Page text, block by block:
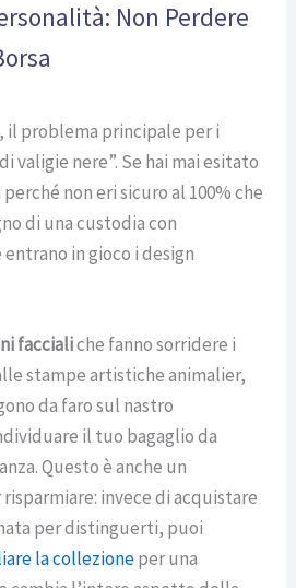
Non Perdere
problema principale per i
valigie nere”. Se hai mai esitato
non eri sicuro al 100% che
di una custodia con
in gioco i design
faccialiche fanno sorridere i
stampe artistiche animalier,
da faro sul nastro
il tuo bagaglio da
Questo è anche un
invece di acquistare
per distinguerti, puoi
la collezioneper una